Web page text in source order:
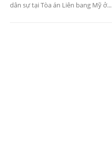
dân sự tại Tòa án Liên bang Mỹ ở...